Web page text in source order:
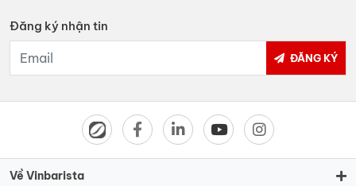
Hương vị thơm ngon, đậm đà:Giữ trọn vẹn
hương vị tự nhiên của hạt cà phê, mang đến cho
không chứa hóa chất độc hại, hương liệu nhân
tạo hay chất bảo quản, đảm bảo an toàn cho
sức khỏe người sử dụng.
Đăng ký nhận tin
ĐĂNG KÝ
Về Vinbarista